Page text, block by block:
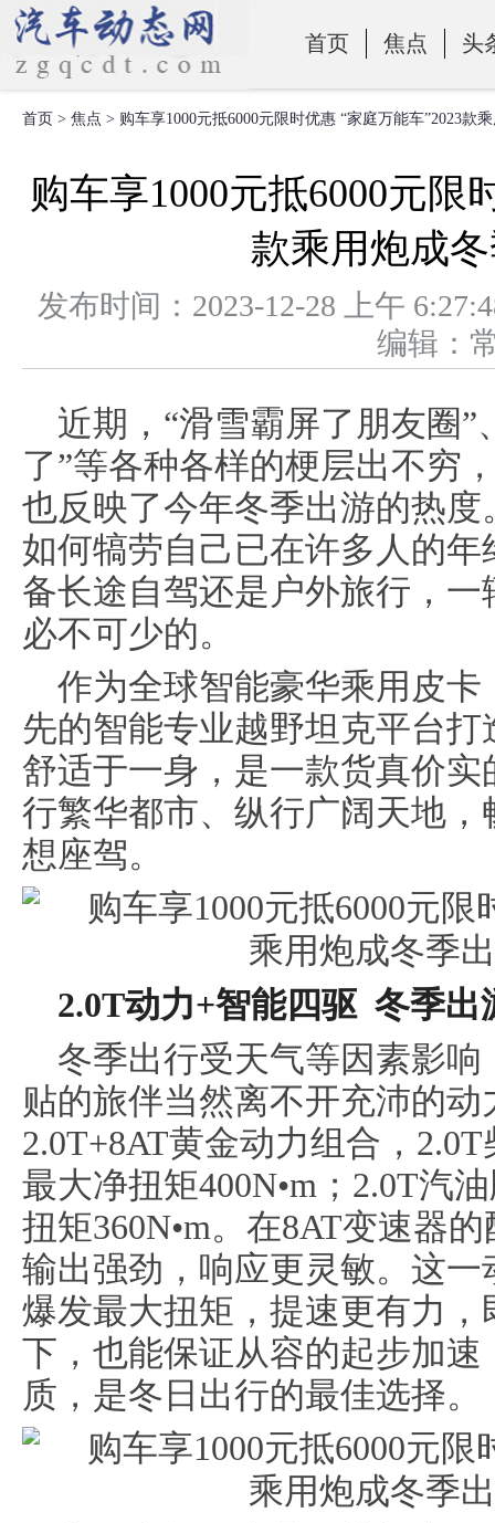
首页 焦点 头
零部件
首页 > 焦点 > 购车享1000元抵6000元限时优惠 “家庭万能车”2023款
购车享1000元抵6000元限
款乘用炮成
发布时间：2023-12-28 上午
编辑
近期，“滑雪霸屏了朋友圈
了”等各种各样的梗层出不穷
也反映了今年冬季出游的热
如何犒劳自己已在许多人的
备长途自驾还是户外旅行，
必不可少的。
作为全球智能豪华乘用皮
先的智能专业越野坦克平台
舒适于一身，是一款货真价
行繁华都市、纵行广阔天地
想座驾。
2.0T动力+智能四驱 冬季出
冬季出行受天气等因素影
贴的旅伴当然离不开充沛的
2.0T+8AT黄金动力组合，
最大净扭矩400N•m；2.0T汽
扭矩360N•m。在8AT变速器
输出强劲，响应更灵敏。这
爆发最大扭矩，提速更有力
下，也能保证从容的起步加
质，是冬日出行的最佳选择。